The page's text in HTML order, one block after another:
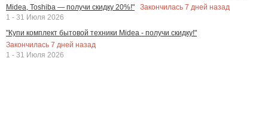
Midea, Toshiba — получи скидку 20%!"
Закончилась 7 дней назад
1 - 31 Июля 2026
"Купи комплект бытовой техники Midea - получи скидку!"
Закончилась 7 дней назад
1 - 31 Июля 2026